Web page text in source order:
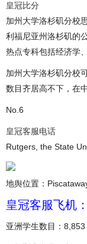
皇冠比分
加州大学洛杉矶分校
利福尼亚州洛杉矶的
热点专科包括经济学
加州大学洛杉矶分校
数目齐居高不下，在
No.6
皇冠客服电话
Rutgers, the State
地舆位置：
皇冠客服飞机
亚洲学生数目：8,853